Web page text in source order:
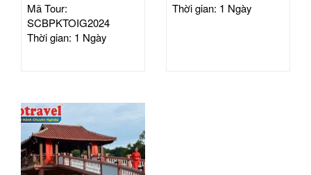
Mã Tour:
SCBPKTOIG2024
Thời gian: 1 Ngày
Thời gian: 1 Ngày